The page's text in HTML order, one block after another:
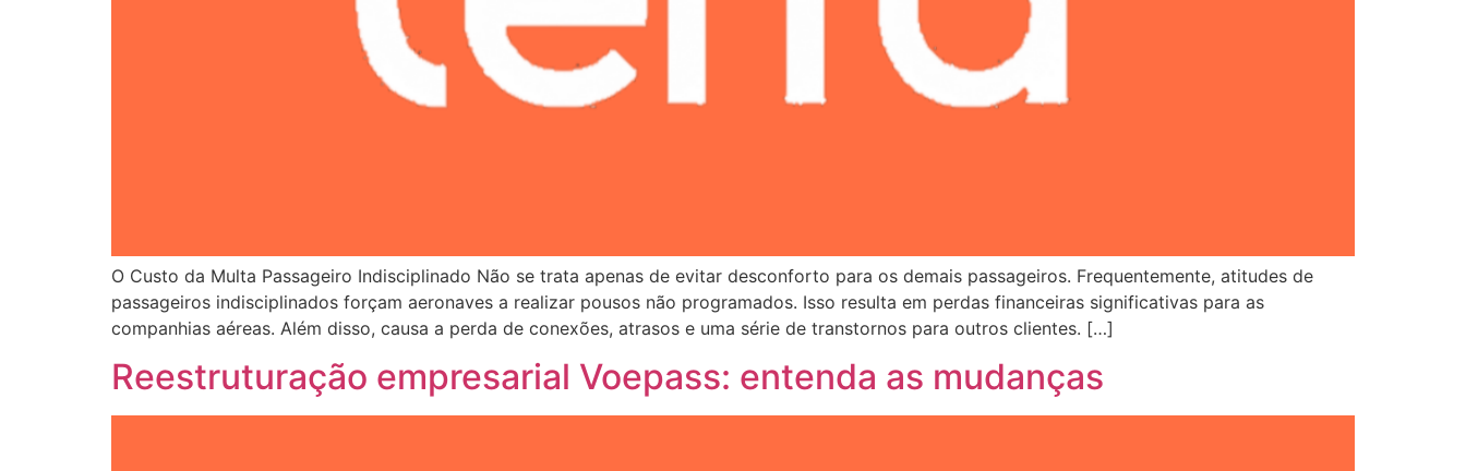
O Custo da Multa Passageiro Indisciplinado Não se trata apenas de evitar desconforto para os demais passageiros. Frequentemente, atitudes de
passageiros indisciplinados forçam aeronaves a realizar pousos não programados. Isso resulta em perdas financeiras significativas para as
companhias aéreas. Além disso, causa a perda de conexões, atrasos e uma série de transtornos para outros clientes. […]
Reestruturação empresarial Voepass: entenda as mudanças